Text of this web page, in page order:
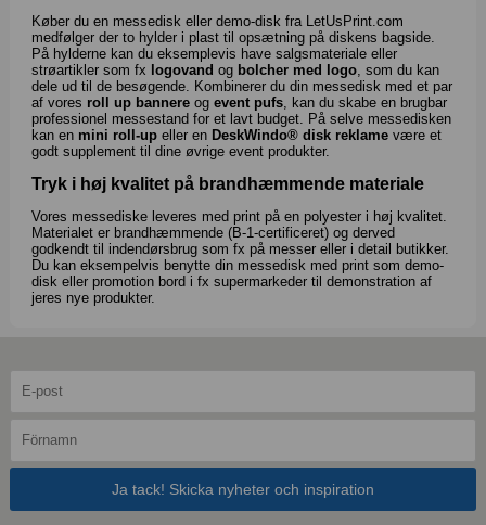
Køber du en messedisk eller demo-disk fra LetUsPrint.com
medfølger der to hylder i plast til opsætning på diskens bagside.
På hylderne kan du eksemplevis have salgsmateriale eller
strøartikler som fx logovand og bolcher med logo, som du kan
dele ud til de besøgende. Kombinerer du din messedisk med et par
af vores roll up bannereog event pufs, kan du skabe en brugbar
professionel messestand for et lavt budget. På selve messedisken
kan en mini roll-upeller en DeskWindo® disk reklamevære et
godt supplement til dine øvrige event produkter.
Tryk i høj kvalitet på brandhæmmende materiale
Vores messediske leveres med print på en polyester i høj kvalitet.
Materialet er brandhæmmende (B-1-certificeret) og derved
godkendt til indendørsbrug som fx på messer eller i detail butikker.
Du kan eksempelvis benytte din messedisk med print som demo-
disk eller promotion bord i fx supermarkeder til demonstration af
jeres nye produkter.